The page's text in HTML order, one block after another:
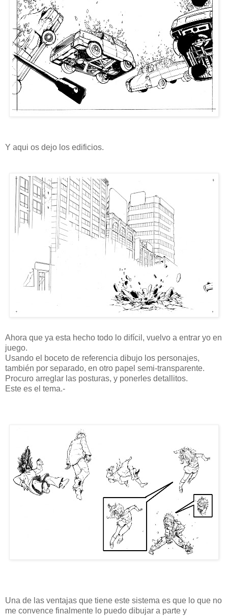
Y aqui os dejo los edificios.
Ahora que ya esta hecho todo lo difícil, vuelvo a entrar yo en
juego.
Usando el boceto de referencia dibujo los personajes,
también por separado, en otro papel semi-transparente.
Procuro arreglar las posturas, y ponerles detallitos.
Este es el tema.-
Una de las ventajas que tiene este sistema es que lo que no
me convence finalmente lo puedo dibujar a parte y